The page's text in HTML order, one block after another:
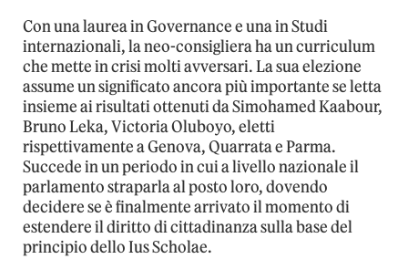
Con una laurea in Governance e una in Studi
internazionali, la neo-consigliera ha un curriculum
che mette in crisi molti avversari. La sua elezione
assume un significato ancora più importante se letta
insieme ai risultati ottenuti da Simohamed Kaabour,
Bruno Leka, Victoria Oluboyo, eletti
rispettivamente a Genova, Quarrata e Parma.
Succede in un periodo in cui a livello nazionale il
parlamento straparla al posto loro, dovendo
decidere se è finalmente arrivato il momento di
estendere il diritto di cittadinanza sulla base del
principio dello Ius Scholae.